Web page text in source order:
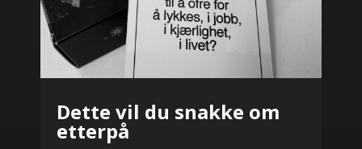
Dette vil du snakke om
etterpå